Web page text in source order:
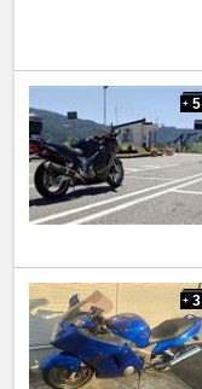
+ 5
+ 3